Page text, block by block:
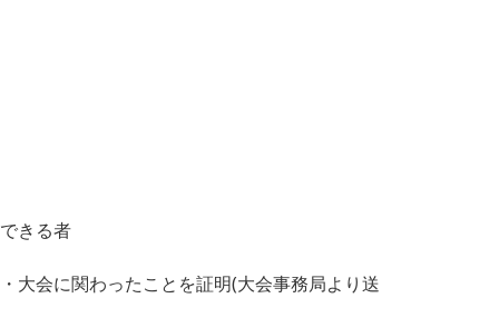
きる者
大会に関わったことを証明(大会事務局より送